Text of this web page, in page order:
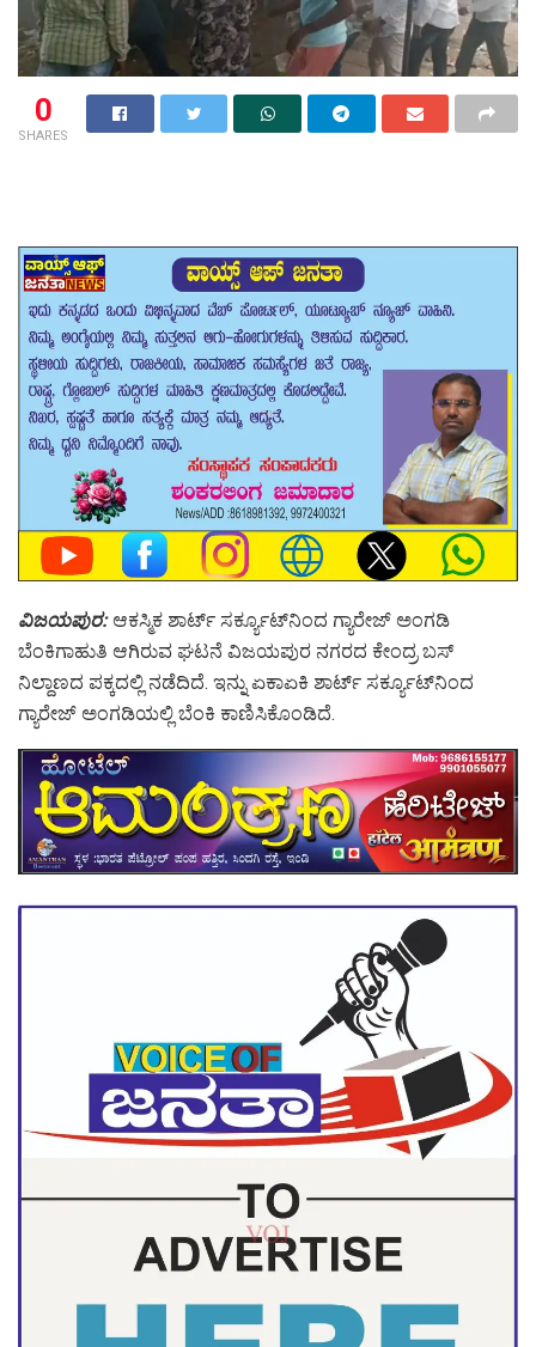
0
SHARES
ವಿಜಯಪುರ:ಆಕಸ್ಮಿಕ ಶಾರ್ಟ್ ಸರ್ಕ್ಯೂಟ್‌ನಿಂದ ಗ್ಯಾರೇಜ್ ಅಂಗಡಿ
ಬೆಂಕಿಗಾಹುತಿ ಆಗಿರುವ ಘಟನೆ ವಿಜಯಪುರ ನಗರದ ಕೇಂದ್ರ ಬಸ್
ನಿಲ್ದಾಣದ ಪಕ್ಕದಲ್ಲಿ ನಡೆದಿದೆ. ಇನ್ನು ಏಕಾಏಕಿ ಶಾರ್ಟ್ ಸರ್ಕ್ಯೂಟ್‌ನಿಂದ
ಗ್ಯಾರೇಜ್ ಅಂಗಡಿಯಲ್ಲಿ ಬೆಂಕಿ ಕಾಣಿಸಿಕೊಂಡಿದೆ.